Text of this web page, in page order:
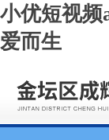
小优短视频
爱而生